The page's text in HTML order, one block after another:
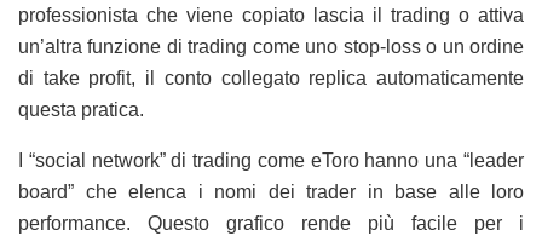
professionista che viene copiato lascia il trading o attiva
un’altra funzione di trading come uno stop-loss o un ordine
di take profit, il conto collegato replica automaticamente
questa pratica.
I “social network” di trading come eToro hanno una “leader
board” che elenca i nomi dei trader in base alle loro
performance. Questo grafico rende più facile per i